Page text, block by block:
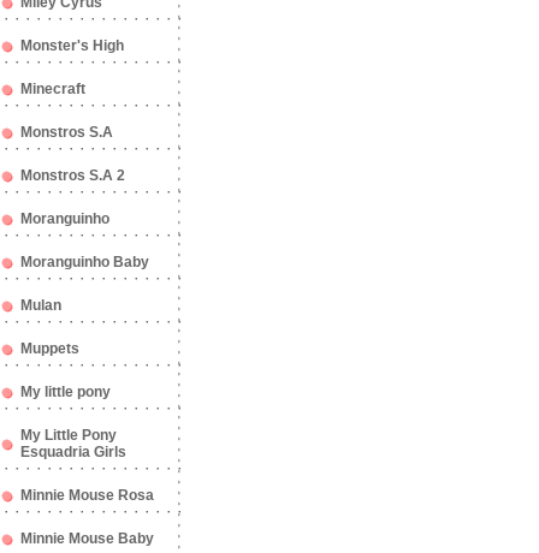
Monster's High
Minecraft
Monstros S.A
Monstros S.A 2
Moranguinho
Moranguinho Baby
Mulan
Muppets
My little pony
My Little Pony
Esquadria Girls
Minnie Mouse Rosa
Minnie Mouse Baby